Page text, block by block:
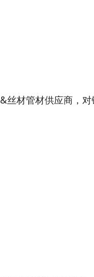
材管材供应商，